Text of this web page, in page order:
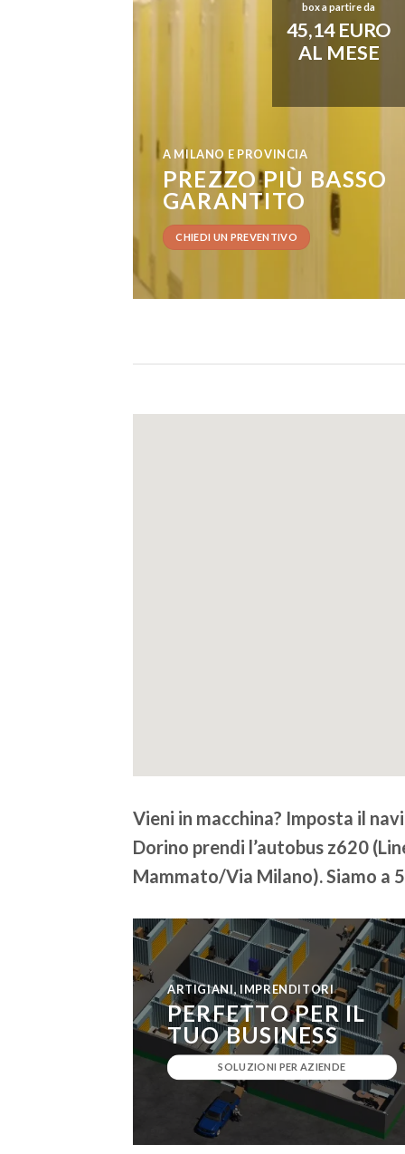
A MILANO E PROVINCIA
PREZZO PIÙ BASSO
GARANTITO
CHIEDI UN PREVENTIVO
box a partire da
45,14 EURO
AL MESE
Vieni in macchina? Imposta il
Dorino prendi l’autobus z620
Mammato/Via Milano). Siamo a
ARTIGIANI, IMPRENDITORI
PERFETTO PER IL
TUO BUSINESS
SOLUZIONI PER AZIENDE